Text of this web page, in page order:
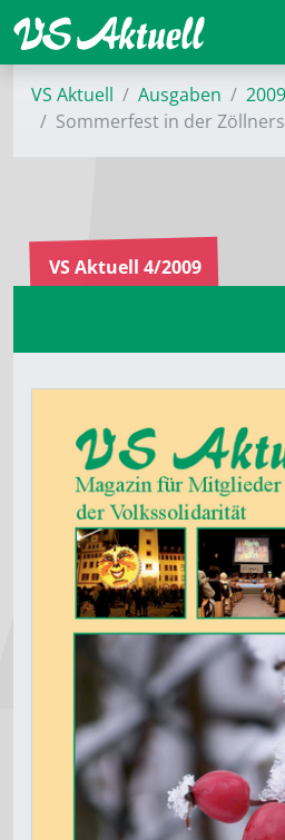
VS Aktuell Ausgaben 2009
Sommerfest in der
VS Aktuell 4/2009